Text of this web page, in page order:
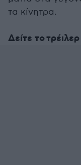
τα κίνητρα.
Δείτε το τρέιλερ